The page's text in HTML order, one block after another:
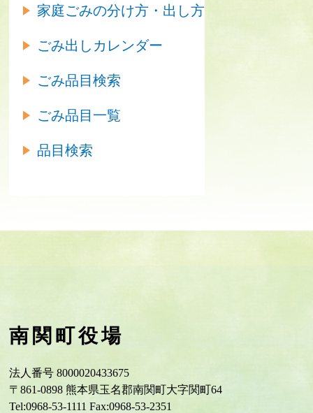
家庭ごみの分け方・出し方
ごみ出しカレンダー
ごみ品目検索
ごみ品目一覧
品目検索
南関町役場
法人番号 8000020433675
〒861-0898 熊本県玉名郡南関町大字関町64
Tel:0968-53-1111 Fax:0968-53-2351